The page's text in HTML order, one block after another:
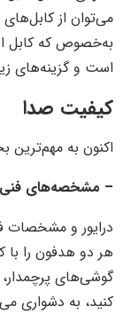
است و گزینه‌های
کیفیت صدا
اکنون به
– مشخصه‌های
هر دو هدفون را با
گوشی‌های
کنید، به دشواری